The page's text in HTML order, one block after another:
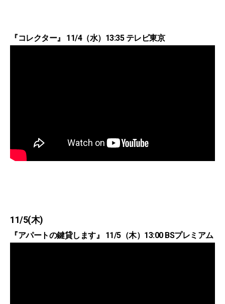
『コレクター』 11/4（水）13:35 テレビ東京
11/5(木)
『アパートの鍵貸します』 11/5（木）13:00 BSプレミアム